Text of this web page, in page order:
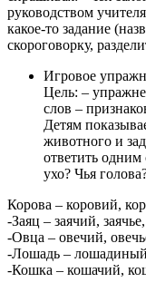
руководством
какое-то задание
скороговорку,
Игровое
Цель: –
слов –
Детям
животного и
ответить
ухо? Чья
Корова – коровий,
-Заяц – заячий,
-Овца – овечий,
-Лошадь –
-Кошка – кошачий,